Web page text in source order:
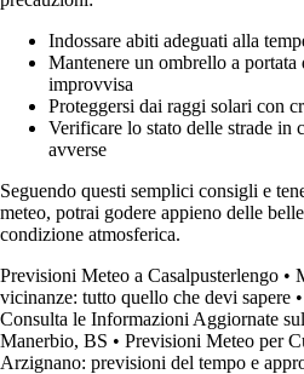
Indossare abiti adeguati alla
Mantenere un ombrello a
improvvisa
Proteggersi dai raggi solari con
Verificare lo stato delle strade in
avverse
Seguendo questi semplici consigli e
meteo, potrai godere appieno delle
condizione atmosferica.
Previsioni Meteo a Casalpusterlengo •
vicinanze: tutto quello che devi sapere •
Consulta le Informazioni Aggiornate
Manerbio, BS • Previsioni Meteo per
Arzignano: previsioni del tempo e